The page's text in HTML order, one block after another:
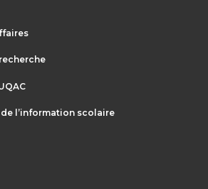
l’information scolaire